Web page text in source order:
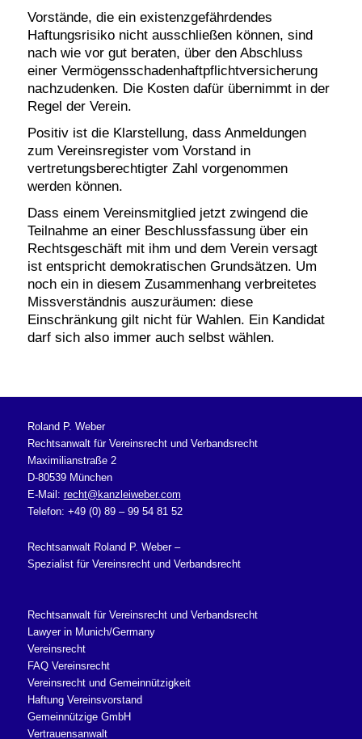
Vorstände, die ein existenzgefährdendes
Haftungsrisiko nicht ausschließen können, sind
nach wie vor gut beraten, über den Abschluss
einer Vermögensschadenhaftpflichtversicherung
nachzudenken. Die Kosten dafür übernimmt in der
Regel der Verein.
Positiv ist die Klarstellung, dass Anmeldungen
zum Vereinsregister vom Vorstand in
vertretungsberechtigter Zahl vorgenommen
werden können.
Dass einem Vereinsmitglied jetzt zwingend die
Teilnahme an einer Beschlussfassung über ein
Rechtsgeschäft mit ihm und dem Verein versagt
ist entspricht demokratischen Grundsätzen. Um
noch ein in diesem Zusammenhang verbreitetes
Missverständnis auszuräumen: diese
Einschränkung gilt nicht für Wahlen. Ein Kandidat
darf sich also immer auch selbst wählen.
Roland P. Weber
Rechtsanwalt für Vereinsrecht und Verbandsrecht
Maximilianstraße 2
D-80539 München
E-Mail: recht@kanzleiweber.com
Telefon: +49 (0) 89 – 99 54 81 52
Rechtsanwalt Roland P. Weber –
Spezialist für Vereinsrecht und Verbandsrecht
Rechtsanwalt für Vereinsrecht und Verbandsrecht
Lawyer in Munich/Germany
Vereinsrecht
FAQ Vereinsrecht
Vereinsrecht und Gemeinnützigkeit
Haftung Vereinsvorstand
Gemeinnützige GmbH
Vertrauensanwalt